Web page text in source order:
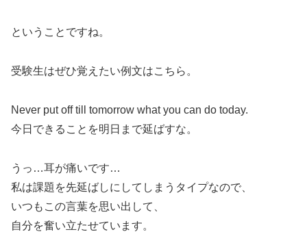
ということですね。
受験生はぜひ覚えたい例文はこちら。
Never put off till tomorrow what you can do today.
今日できることを明日まで延ばすな。
うっ…耳が痛いです…
私は課題を先延ばしにしてしまうタイプなので、
いつもこの言葉を思い出して、
自分を奮い立たせています。